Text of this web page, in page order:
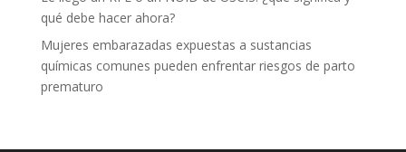
qué debe hacer ahora?
Mujeres embarazadas expuestas a sustancias
químicas comunes pueden enfrentar riesgos de parto
prematuro